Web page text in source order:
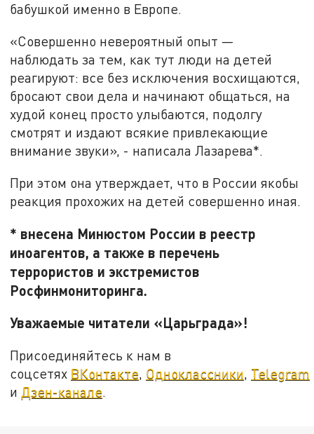
бабушкой именно в Европе.
«Совершенно невероятный опыт —
наблюдать за тем, как тут люди на детей
реагируют: все без исключения восхищаются,
бросают свои дела и начинают общаться, на
худой конец просто улыбаются, подолгу
смотрят и издают всякие привлекающие
внимание звуки», - написала Лазарева*.
При этом она утверждает, что в России якобы
реакция прохожих на детей совершенно иная.
* внесена Минюстом России в реестр
иноагентов, а также в перечень
террористов и экстремистов
Росфинмониторинга.
Уважаемые читатели «Царьграда»!
Присоединяйтесь к нам в
соцсетях ВКонтакте, Одноклассники, Telegram
и Дзен-канале.